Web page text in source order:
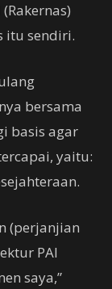
itu sendiri.
bersama
basis agar
yaitu:
(perjanjian
PAI
saya,”